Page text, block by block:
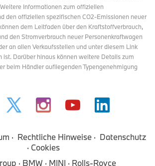
Informationen zum offiziellen
den offiziellen spezifischen CO2-Emissionen neuer
dem Leitfaden über den Kraftstoffverbrauch,
den Stromverbrauch neuer Personenkraftwagen
an allen Verkaufsstellen und unter diesem Link
ist. Darüber hinaus können weitere Details zum
beim Händler aufliegenden Typengenehmigung
Rechtliche Hinweise
Datenschutz
Cookies
BMW MINI Rolls-Royce